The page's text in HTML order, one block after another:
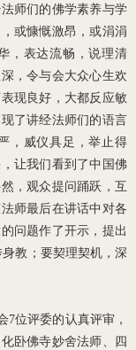
师们的佛学素养与学
或慷慨激昂，或涓涓
，表达流畅，说理清
，令与会大众心生欢
现良好，大都反应敏
了讲经法师们的语言
，威仪具足，举止得
让我们看到了中国佛
，观众提问踊跃，互
师最后在讲话中对各
问题作了开示，提出
教；要契理契机，深
7位评委的认真评审，
卧佛寺妙舍法师、四